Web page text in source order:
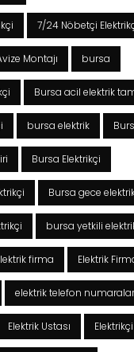
7/24 Nöbetçi
Montajı bursa
Bursa acil elektrik
bursa elektrik
Bursa Elektrikçi
Bursa gece
bursa yetkili
firma Elektrik
elektrik telefon
Elektrik Ustası Elektrikçi